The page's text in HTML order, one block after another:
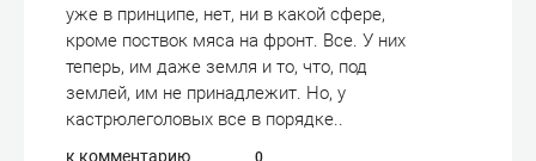
уже в принципе, нет, ни в какой сфере,
кроме поствок мяса на фронт. Все. У них
теперь, им даже земля и то, что, под
землей, им не принадлежит. Но, у
кастрюлеголовых все в порядке..
к комментарию